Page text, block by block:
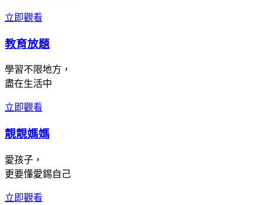
立即觀看
教育放題
學習不限地方，
盡在生活中
立即觀看
靚靚媽媽
愛孩子，
更要懂愛錫自己
立即觀看